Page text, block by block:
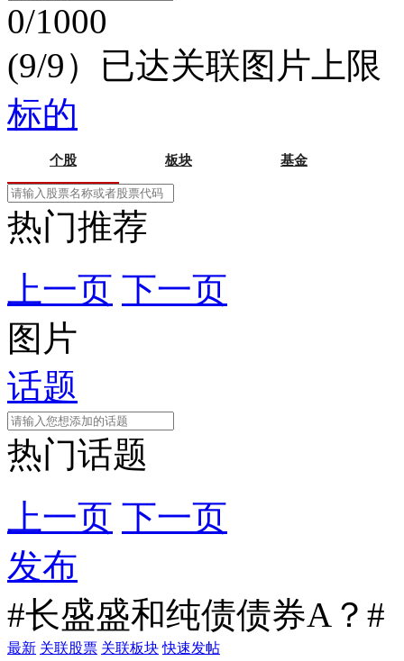
0/1000
(9/9）已达关联图片上限
标的
个股 板块 基金
热门推荐
上一页 下一页
图片
话题
热门话题
上一页 下一页
发布
#长盛盛和纯债债券A？#
最新 关联股票 关联板块 快速发帖